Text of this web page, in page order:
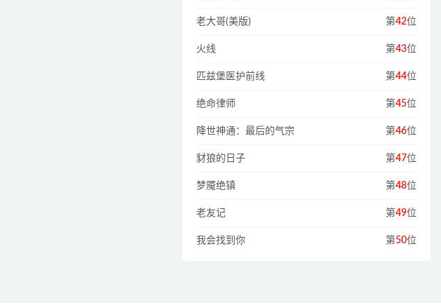
老大哥(美版) 第42位
火线 第43位
匹兹堡医护前线 第44位
绝命律师 第45位
降世神通：最后的气宗 第46位
豺狼的日子 第47位
梦魇绝镇 第48位
老友记 第49位
我会找到你 第50位